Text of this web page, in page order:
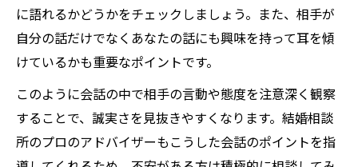
に語れるかどうかをチェックしましょう。また、相手が
自分の話だけでなくあなたの話にも興味を持って耳を傾
けているかも重要なポイントです。
このように会話の中で相手の言動や態度を注意深く観察
することで、誠実さを見抜きやすくなります。結婚相談
所のプロのアドバイザーもこうした会話のポイントを指